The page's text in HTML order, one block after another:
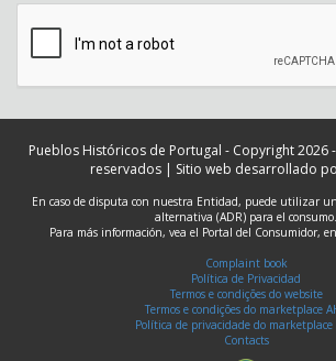
Pueblos Históricos de Portugal - Copyright 2026
reservados | Sitio web desarrollado
En caso de disputa con nuestra Entidad, puede utilizar
alternativa (ADR) para el consumo.
Para más información, vea el Portal del Consumidor, en
Complaint book
Política de Privacidad
Termos e condições do website
Termos e condições do marketplace
Política de privacidade do marketplace
Contacts